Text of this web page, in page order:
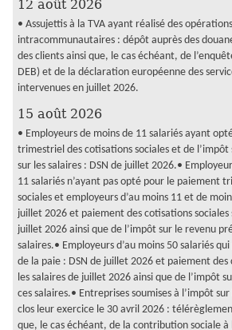
12 août 2026
• Assujettis à la TVA ayant réalisé des opérations
intracommunautaires : dépôt auprès des
des clients ainsi que, le cas échéant, de
DEB) et de la déclaration européenne des
intervenues en juillet 2026.
15 août 2026
• Employeurs de moins de 11 salariés ayant
trimestriel des cotisations sociales et de
sur les salaires : DSN de juillet 2026.•
11 salariés n’ayant pas opté pour le paiement
sociales et employeurs d’au moins 11 et de
juillet 2026 et paiement des cotisations sociales
juillet 2026 ainsi que de l’impôt sur le revenu
salaires.• Employeurs d’au moins 50 salariés
de la paie : DSN de juillet 2026 et paiement des
les salaires de juillet 2026 ainsi que de l’impôt
ces salaires.• Entreprises soumises à l’impôt
clos leur exercice le 30 avril 2026 :
que, le cas échéant, de la contribution sociale à